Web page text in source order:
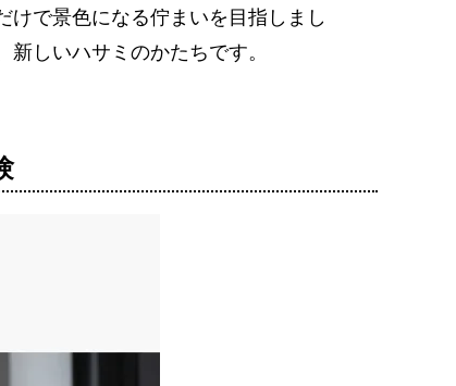
で景色になる佇まいを目指しまし
しいハサミのかたちです。